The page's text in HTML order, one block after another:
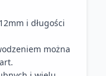
i długości
można